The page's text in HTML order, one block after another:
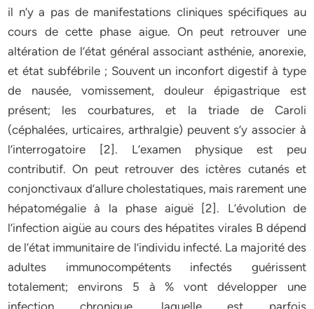
il n’y a pas de manifestations cliniques spécifiques au
cours de cette phase aigue. On peut retrouver une
altération de l’état général associant asthénie, anorexie,
et état subfébrile ; Souvent un inconfort digestif à type
de nausée, vomissement, douleur épigastrique est
présent; les courbatures, et la triade de Caroli
(céphalées, urticaires, arthralgie) peuvent s’y associer à
l’interrogatoire [2]. L’examen physique est peu
contributif. On peut retrouver des ictères cutanés et
conjonctivaux d’allure cholestatiques, mais rarement une
hépatomégalie à la phase aiguë [2]. L’évolution de
l’infection aigüe au cours des hépatites virales B dépend
de l’état immunitaire de l’individu infecté. La majorité des
adultes immunocompétents infectés guérissent
totalement; environs 5 à % vont développer une
infection chronique, laquelle est parfois